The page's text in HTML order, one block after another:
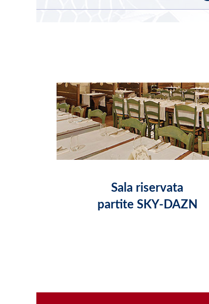
Sala riservata
partite SKY-DAZN